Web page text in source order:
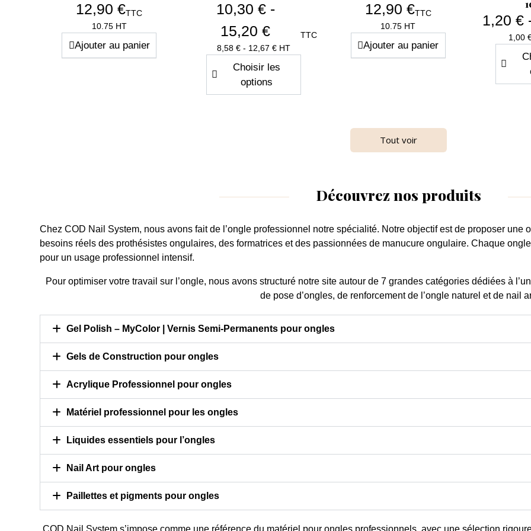
Prix
12,90 €TTC
10.75 HT
Ajouter au panier Prix
10,30 € -
15,20 €
TTC
8,58 € - 12,67 € HT
Choisir les
options
Prix
12,90 €TTC
10.75 HT
Ajouter au panier
1,20 €
1,00
 Aperçu rapide
Chablons Easyform
17,90 €TTC
− +
Ajouter au panier
1,96 € - 16,20 € TTC
Choisir les
Prix
0,00 € - 13,75 €TTC
0,00 € - 11,46 € HT
Choisir les
Tout voir
Découvrez nos produits
ChezCOD Nail System, nous avons fait de l’ongle professionnel notre spécialité. Notre objectif est de proposer une
besoins réels des prothésistes ongulaires, des formatrices et des passionnées de manucure ongulaire. Chaqueongle
pour un usage professionnel intensif.
Pour optimiser votre travail sur l’ongle, nous avons structuré notre site autour de 7 grandes catégories dédiées à
de pose d’ongles, de renforcement de l’ongle naturel et de nail
Gel Polish – MyColor | Vernis Semi-Permanents pour ongles
Gels de Construction pour ongles
Acrylique Professionnel pour ongles
Matériel professionnel pour les ongles
Liquides essentiels pour l’ongles
Nail Art pour ongles
Paillettes et pigments pour ongles